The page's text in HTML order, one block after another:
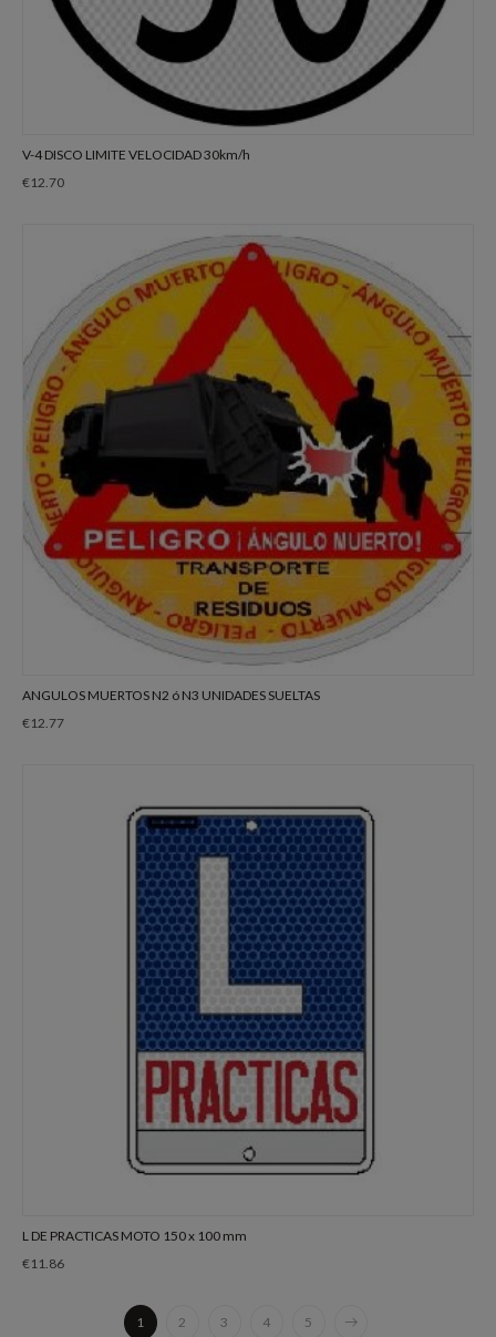
V-4 DISCO LIMITE VELOCIDAD 30km/h
€12.70
ANGULOS MUERTOS N2 ó N3 UNIDADES SUELTAS
€12.77
L DE PRACTICAS MOTO 150 x 100 mm
€11.86
1 2 3 4 5